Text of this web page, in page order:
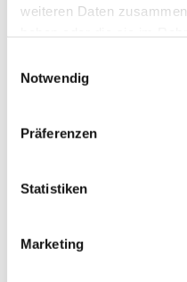
weiteren Daten
Notwendig
Präferenzen
Statistiken
Marketing
(nicht
(B x H x T)